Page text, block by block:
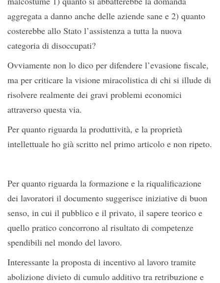
aggregata a danno anche delle aziende sane e 2) quanto
costerebbe allo Stato l’assistenza a tutta la nuova
categoria di disoccupati?
Ovviamente non lo dico per difendere l’evasione fiscale,
ma per criticare la visione miracolistica di chi si illude di
risolvere realmente dei gravi problemi economici
attraverso questa via.
Per quanto riguarda la produttività, e la proprietà
intellettuale ho già scritto nel primo articolo e non ripeto.
Per quanto riguarda la formazione e la riqualificazione
dei lavoratori il documento suggerisce iniziative di buon
senso, in cui il pubblico e il privato, il sapere teorico e
quello pratico concorrono al risultato di competenze
spendibili nel mondo del lavoro.
Interessante la proposta di incentivo al lavoro tramite
abolizione divieto di cumulo additivo tra retribuzione e